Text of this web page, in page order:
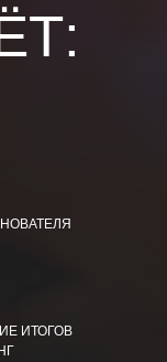
ИТОГОВ